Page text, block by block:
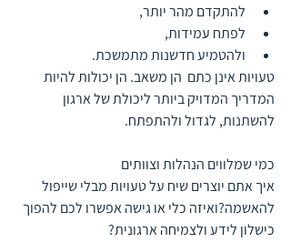
להתקדם מהר יותר,
לפתח עמידות,
ולהטמיע חדשנות מתמשכת.
טעויות אינן כתם  הן משאב. הן יכולות להיות
המדריך המדויק ביותר ליכולת של ארגון
להשתנות, לגדול ולהתפתח.
כמי שמלווים הנהלות וצוותים
איך אתם יוצרים שיח על טעויות מבלי שייפול
להאשמה?ואיזה כלי או גישה אפשרו לכם להפוך
כישלון לידע ולצמיחה ארגונית?